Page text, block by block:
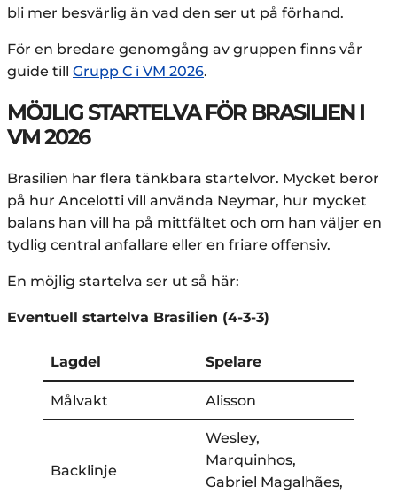
bli mer besvärlig än vad den ser ut på förhand.
För en bredare genomgång av gruppen finns vår
guide till Grupp C i VM 2026.
MÖJLIG STARTELVA FÖR BRASILIEN I
VM 2026
Brasilien har flera tänkbara startelvor. Mycket beror
på hur Ancelotti vill använda Neymar, hur mycket
balans han vill ha på mittfältet och om han väljer en
tydlig central anfallare eller en friare offensiv.
En möjlig startelva ser ut så här:
Eventuell startelva Brasilien (4-3-3)
Lagdel Spelare
Målvakt Alisson
Backlinje
Wesley,
Marquinhos,
Gabriel Magalhães,